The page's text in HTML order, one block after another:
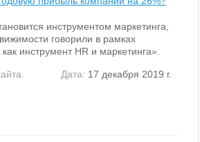
инструментом маркетинга,
говорили в рамках
инструмент HR и маркетинга».
Дата: 17 декабря 2019 г.